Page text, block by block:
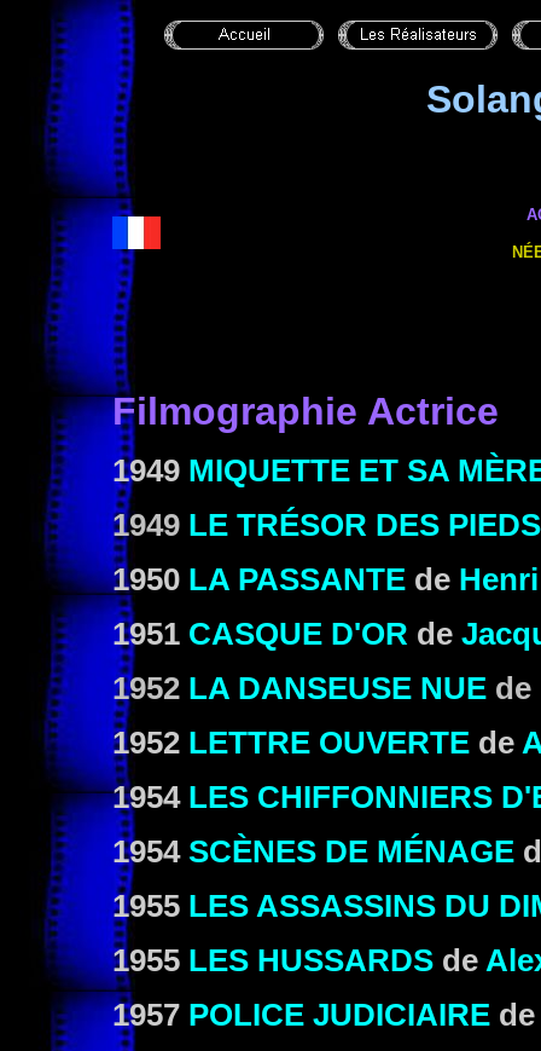
Filmographie Actrice
1949 MIQUETTE ET SA
1949 LE TRÉSOR DES
1950 LA PASSANTE de
1951 CASQUE D'OR de
1952 LA DANSEUSE NUE de
1952 LETTRE OUVERTE de
1954 LES CHIFFONNIERS
1954 SCÈNES DE MÉNAGE
1955 LES ASSASSINS DU
1955 LES HUSSARDS de
1957 POLICE JUDICIAIRE